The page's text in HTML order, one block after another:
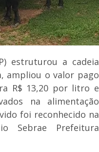
estruturou a cadeia
ampliou o valor pago
R$ 13,20 por litro e
na alimentação
foi reconhecido na
Sebrae Prefeitura